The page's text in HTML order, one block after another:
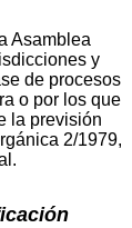
Asamblea
y
de procesos
o por los que
la previsión
2/1979,